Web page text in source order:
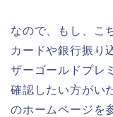
なので、もし、こ
カードや銀行振り
ザーゴールドプレ
確認したい方がい
のホームページを